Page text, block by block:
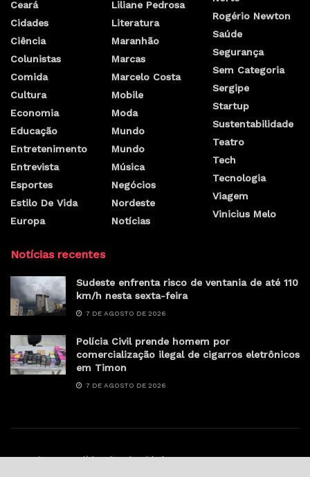
Ceará
Cidades
Ciência
Colunistas
Comida
Cultura
Economia
Educação
Entretenimento
Entrevista
Esportes
Estilo De Vida
Europa
Liliane Pedrosa
Literatura
Maranhão
Marcas
Marcelo Costa
Mobile
Moda
Mundo
Mundo
Música
Negócios
Nordeste
Notícias
Rogério Newton
Saúde
Segurança
Sem Categoria
Sergipe
Startup
Sustentabilidade
Teatro
Tech
Tecnologia
Viagem
Vinicius Melo
Notícias recentes
Sudeste enfrenta risco de ventania de até 110
km/h nesta sexta-feira
7 DE AGOSTO DE 2026
Polícia Civil prende homem por
comercialização ilegal de cigarros eletrônicos
em Timon
7 DE AGOSTO DE 2026
Anunciar Política de privacidade Contato